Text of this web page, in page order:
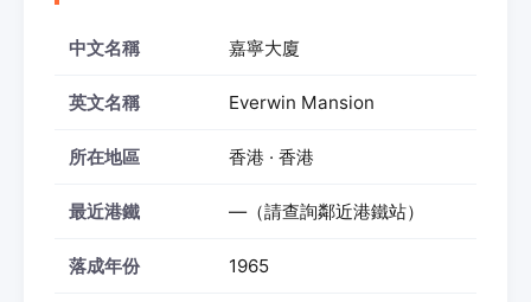
中文名稱 嘉寧大廈
英文名稱 Everwin Mansion
所在地區 香港 · 香港
最近港鐵 —（請查詢鄰近港鐵站）
落成年份 1965